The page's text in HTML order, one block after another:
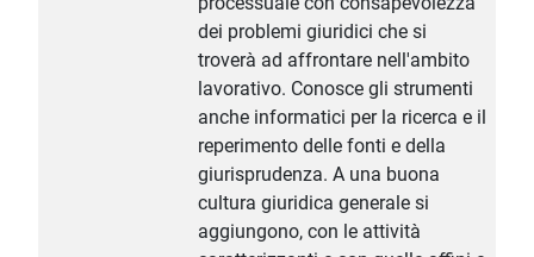
dei problemi giuridici che si
troverà ad affrontare nell'ambito
lavorativo. Conosce gli strumenti
anche informatici per la ricerca e il
reperimento delle fonti e della
giurisprudenza. A una buona
cultura giuridica generale si
aggiungono, con le attività